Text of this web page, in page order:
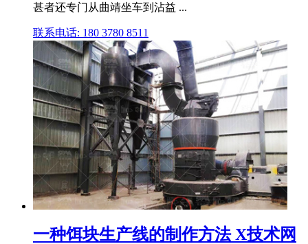
甚者还专门从曲靖坐车到沾益 ...
联系电话: 180 3780 8511
一种饵块生产线的制作方法 X技术网